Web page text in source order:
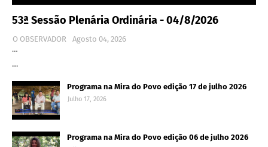
53ª Sessão Plenária Ordinária - 04/8/2026
O OBSERVADOR
Agosto 04, 2026
…
…
Programa na Mira do Povo edição 17 de julho 2026
Julho 17, 2026
Programa na Mira do Povo edição 06 de julho 2026